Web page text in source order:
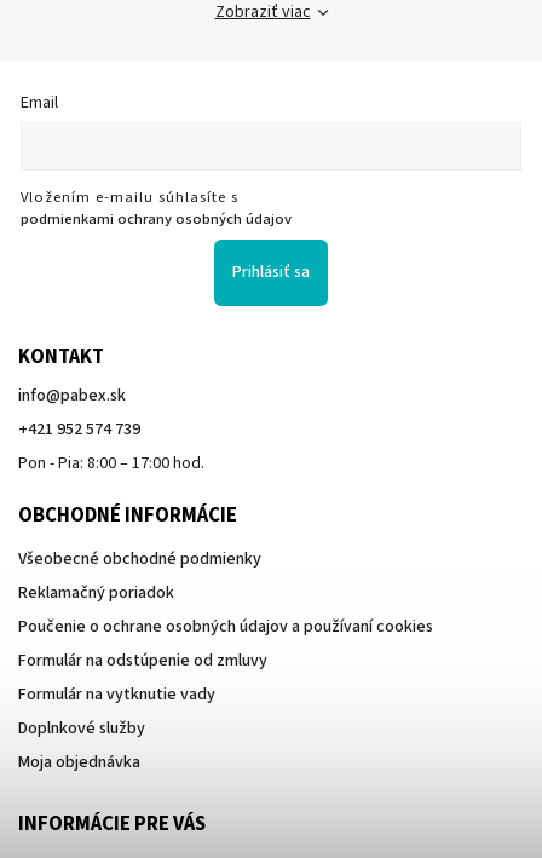
Zobraziť viac
Email
Vložením e-mailu súhlasíte s
podmienkami ochrany osobných údajov
Prihlásiť sa
KONTAKT
info@pabex.sk
+421 952 574 739
Pon - Pia: 8:00 – 17:00 hod.
OBCHODNÉ INFORMÁCIE
Všeobecné obchodné podmienky
Reklamačný poriadok
Poučenie o ochrane osobných údajov a používaní cookies
Formulár na odstúpenie od zmluvy
Formulár na vytknutie vady
Doplnkové služby
Moja objednávka
INFORMÁCIE PRE VÁS